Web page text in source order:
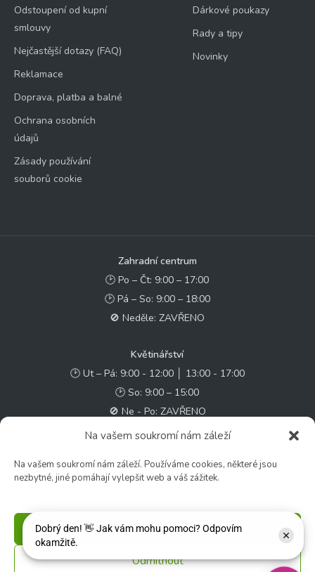
Na vašem soukromí nám záleží
Na vašem soukromí nám záleží. Používáme cookies, některé jsou
nezbytné, jiné pomáhají vylepšit web a váš zážitek.
Příjmout
Odmítnout
Odstoupení od kupní
smlouvy
Nejčastější dotazy (FAQ)
Reklamace
Doprava, platba a balné
Ochrana osobních
údajů
Zásady používání
souborů cookie
Dárkové poukazy
Rady a tipy
Novinky
Zahradní centrum
🕑 Po – Čt: 9:00 – 17:00
🕑 Pá – So: 9:00 – 18:00
🚫 Neděle: ZAVŘENO
Květinářství
🕑 Ut – Pá: 9:00 - 12:00 │ 13:00 - 17:00
🕑 So: 9:00 – 15:00
🚫 Ne - Po: ZAVŘENO
✉️ e-shop@zcstrakovo.cz